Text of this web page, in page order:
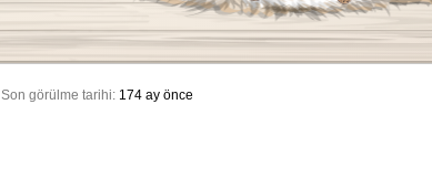
Son görülme tarihi: 174 ay önce